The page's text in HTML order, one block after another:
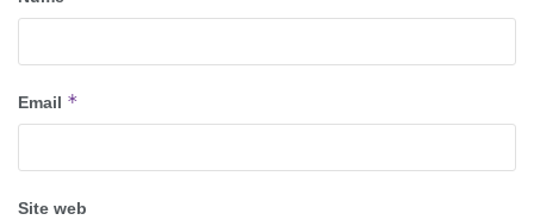
Email *
Site web